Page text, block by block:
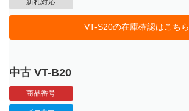
VT-S20の在庫確認はこちら
中古 VT-B20
商品番号